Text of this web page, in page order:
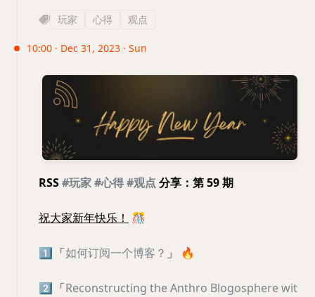
玩家 心得 观点
10:00 · Dec 31, 2023 · Sun
RSS#玩家#心得#观点 分享：第 59 期
祝大家新年快乐！ 🎊
1️⃣ 「如何订阅一个博客？ 」 🔥
2️⃣ 「Reconstructing the Anthro Blogosphere wit